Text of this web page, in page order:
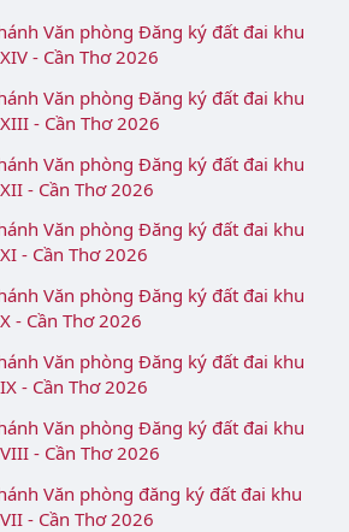
Văn phòng Đăng ký đất đai khu
- Cần Thơ 2026
Văn phòng Đăng ký đất đai khu
- Cần Thơ 2026
Văn phòng Đăng ký đất đai khu
- Cần Thơ 2026
Văn phòng Đăng ký đất đai khu
- Cần Thơ 2026
Văn phòng Đăng ký đất đai khu
- Cần Thơ 2026
Văn phòng Đăng ký đất đai khu
- Cần Thơ 2026
Văn phòng Đăng ký đất đai khu
- Cần Thơ 2026
Văn phòng đăng ký đất đai khu
- Cần Thơ 2026